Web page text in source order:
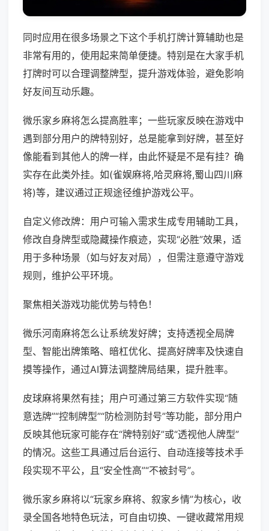
同时应用在很多场景之下这个手机打牌计算辅助也是
非常有用的，使用起来简单便捷。特别是在大家手机
打牌时可以合理调整牌型，提升游戏体验，避免影响
好友间互动乐趣。
微乐家乡麻将怎么提高胜率；一些玩家反映在游戏中
遇到部分用户的牌特别好，总是能拿到好牌，甚至好
像能看到其他人的牌一样，由此怀疑是不是有挂？确
实存在此类外挂。如(雀娱麻将,哈灵麻将,蜀山四川麻
将)等，建议通过正规途径维护游戏公平。
自定义修改牌：用户可输入需求生成专用辅助工具，
修改自身牌型或隐藏操作痕迹，实现“必胜”效果，适
用于多种场景（如与好友对局），但需注意遵守游戏
规则，维护公平环境。
聚焦相关游戏功能优势与特色！
微乐河南麻将怎么让系统发好牌；支持透视全局牌
型、智能出牌策略、暗杠优化、提高好牌率及快速自
摸等操作，通过AI算法调整牌局结果，提升胜率。
皮球麻将果然有挂；用户可通过第三方软件实现“随
意选牌”“控制牌型”“防检测防封号”等功能，部分用户
反映其他玩家可能存在“牌特别好”或“透视他人牌型”
的情况。这些工具通过后台运行、自动连接等技术手
段实现不平公，且“安全性高”“不被封号”。
微乐家乡麻将以“玩家乡麻将、叙家乡情”为核心，收
录全国各地特色玩法，可自由切换、一键收藏常用规